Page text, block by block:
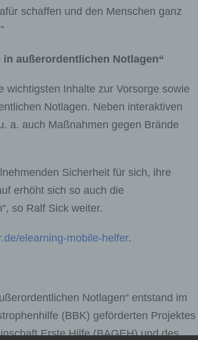
schaffen und den Menschen ganz
außerordentlichen Notlagen“
wichtigsten Inhalte zur Vorsorge sowie
Notlagen. Neben interaktiven
a. auch Maßnahmen gegen Brände
Sicherheit für sich, ihre
erhöht sich so auch die
so Ralf Sick weiter.
elearning-mobile-helfer.
Notlagen“ entstand im
(BBK) geförderten Projektes
Erste Hilfe (BAGEH) und des